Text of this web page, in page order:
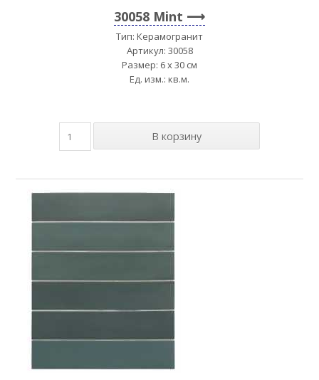
30058 Mint
Тип: Керамогранит
Артикул: 30058
Размер: 6 x 30 см
Ед. изм.: кв.м.